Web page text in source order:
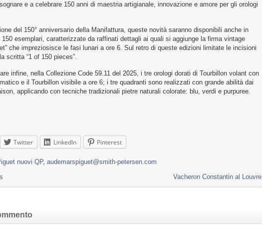
e a celebrare 150 anni di maestria artigianale, innovazione e amore per gli orologi
del 150° anniversario della Manifattura, queste novità saranno disponibili anche in
esemplari, caratterizzate da raffinati dettagli ai quali si aggiunge la firma vintage
che impreziosisce le fasi lunari a ore 6. Sul retro di queste edizioni limitate le incisioni
scritta “1 of 150 pieces”.
infine, nella Collezione Code 59.11 del 2025, i tre orologi dorati di Tourbillon volant con
e il Tourbillon visibile a ore 6; i tre quadranti sono realizzati con grande abilità dai
applicando con tecniche tradizionali pietre naturali colorate: blu, verdi e purpuree.
Twitter LinkedIn Pinterest
nuovi QP, audemarspiguet@smith-petersen.com
Vacheron Constantin al Louvre